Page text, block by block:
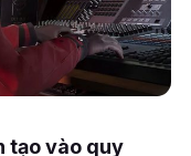
tạo vào quy